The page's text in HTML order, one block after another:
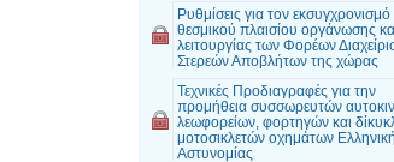
Ρυθμίσεις για τον εκσυγχρονισμό
θεσμικού πλαισίου οργάνωσης
λειτουργίας των Φορέων
Στερεών Αποβλήτων της χώρας
Τεχνικές Προδιαγραφές για την
προμήθεια συσσωρευτών
λεωφορείων, φορτηγών και
μοτοσικλετών οχημάτων
Αστυνομίας